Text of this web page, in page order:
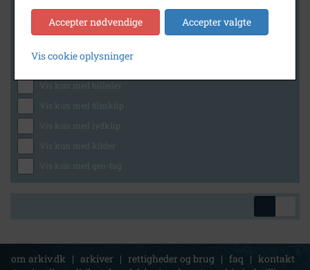
Generelt
Vis kun med billeder
Vis kun med filmklip
Vis kun med lydklip
Vis kun med kilder
Vis kun med geo-tag
om arkiv.dk | arkiver | rettigheder og brug | faq | kontakt
Accepter nødvendige Accepter valgte
Vis cookie oplysninger